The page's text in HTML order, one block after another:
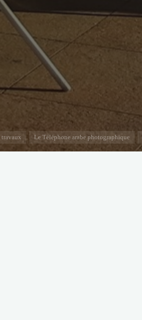
travaux Le Téléphone arabe photographique